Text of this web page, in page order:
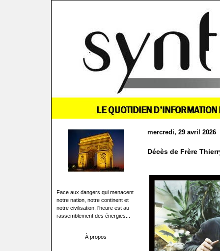
Face aux dangers qui menacent
notre nation, notre continent et
notre civilisation, l'heure est au
rassemblement des énergies...
À propos
mercredi, 29 avril 2026
Décès de Frère